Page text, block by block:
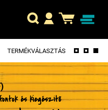
TERMÉKVÁLASZTÁS
és kiegészítő